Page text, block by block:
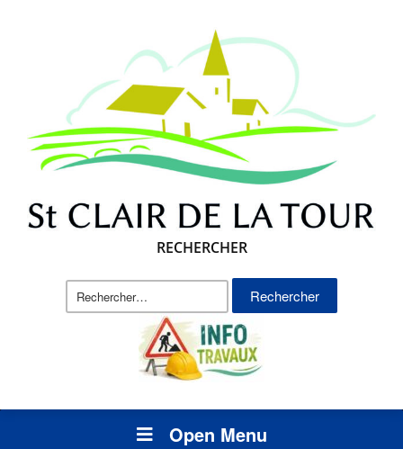
RECHERCHER
Rechercher :
Open Menu